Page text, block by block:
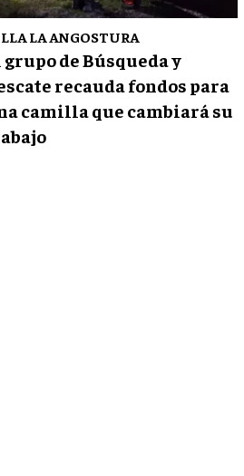
LA ANGOSTURA
grupo de Búsqueda y
recauda fondos para
camilla que cambiará su